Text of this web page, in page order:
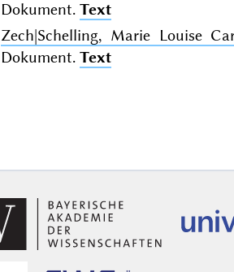
Dokument. Text
Zech|Schelling, Marie Louise
Dokument. Text